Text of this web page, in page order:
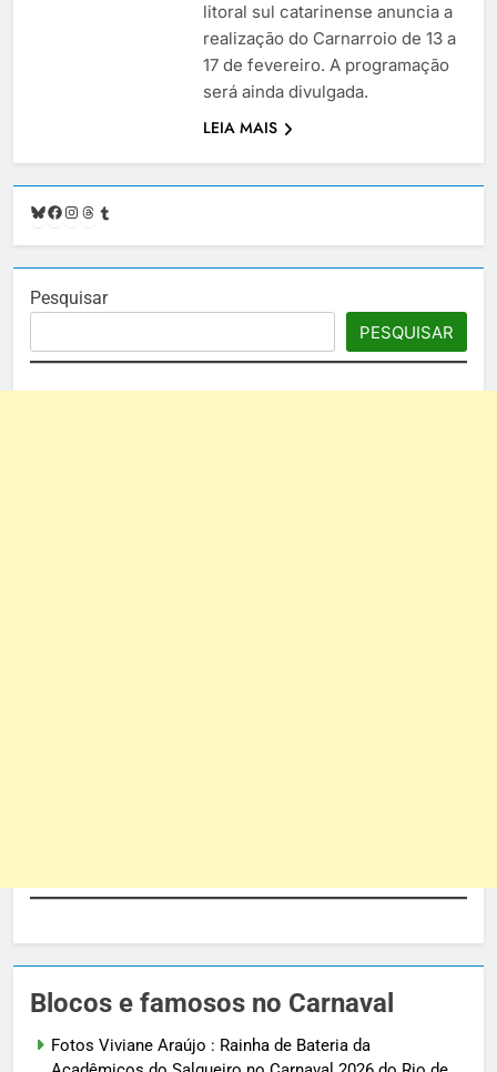
litoral sul catarinense anuncia a
realização do Carnarroio de 13 a
17 de fevereiro. A programação
será ainda divulgada.
LEIA MAIS
Bluesky
Facebook
Instagram
Threads
Pesquisar
PESQUISAR
Blocos e famosos no Carnaval
Fotos Viviane Araújo : Rainha de Bateria da